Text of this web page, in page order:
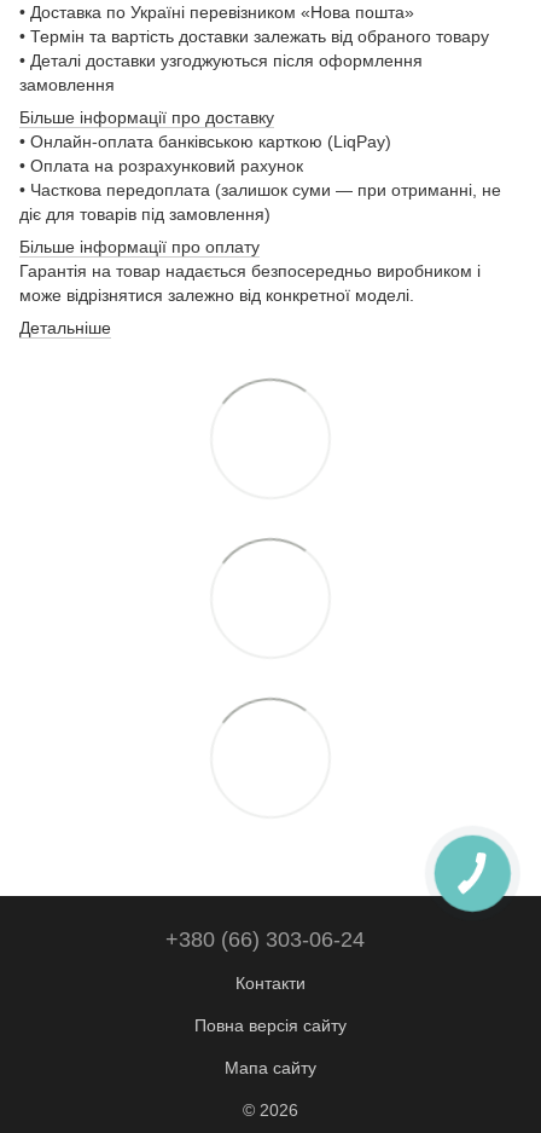
• Доставка по Україні перевізником «Нова пошта»
• Термін та вартість доставки залежать від обраного товару
• Деталі доставки узгоджуються після оформлення
замовлення
Більше інформації про доставку
• Онлайн-оплата банківською карткою (LiqPay)
• Оплата на розрахунковий рахунок
• Часткова передоплата (залишок суми — при отриманні, не
діє для товарів під замовлення)
Більше інформації про оплату
Гарантія на товар надається безпосередньо виробником і
може відрізнятися залежно від конкретної моделі.
Детальніше
+380 (66) 303-06-24
Контакти
Повна версія сайту
Мапа сайту
© 2026